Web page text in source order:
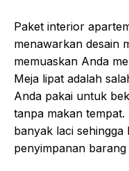
Paket interior
menawarkan desain
memuaskan Anda
Meja lipat adalah
Anda pakai untuk
tanpa makan
banyak laci sehingga
penyimpanan